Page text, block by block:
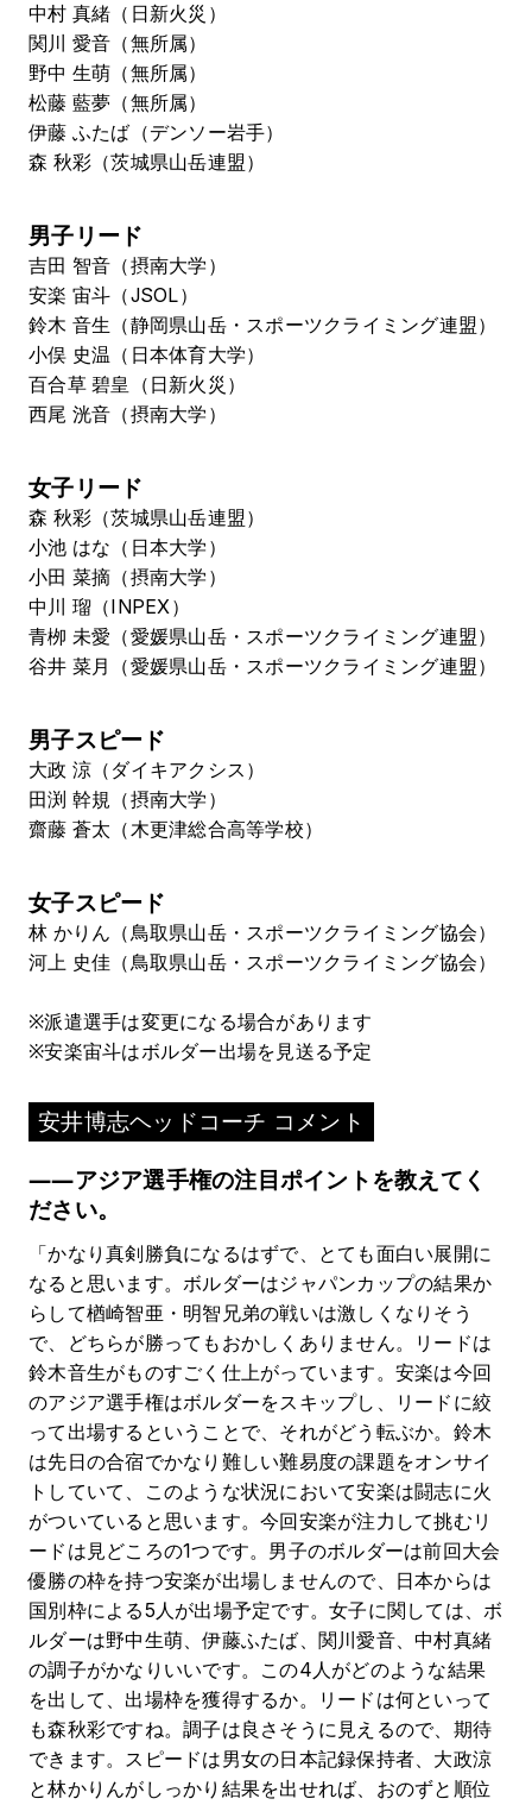
中村 真緒（日新火災）
関川 愛音（無所属）
野中 生萌（無所属）
松藤 藍夢（無所属）
伊藤 ふたば（デンソー岩手）
森 秋彩（茨城県山岳連盟）
男子リード
吉田 智音（摂南大学）
安楽 宙斗（JSOL）
鈴木 音生（静岡県山岳・スポーツクライミング連盟）
小俣 史温（日本体育大学）
百合草 碧皇（日新火災）
西尾 洸音（摂南大学）
女子リード
森 秋彩（茨城県山岳連盟）
小池 はな（日本大学）
小田 菜摘（摂南大学）
中川 瑠（INPEX）
青栁 未愛（愛媛県山岳・スポーツクライミング連盟）
谷井 菜月（愛媛県山岳・スポーツクライミング連盟）
男子スピード
大政 涼（ダイキアクシス）
田渕 幹規（摂南大学）
齋藤 蒼太（木更津総合高等学校）
女子スピード
林 かりん（鳥取県山岳・スポーツクライミング協会）
河上 史佳（鳥取県山岳・スポーツクライミング協会）
※派遣選手は変更になる場合があります
※安楽宙斗はボルダー出場を見送る予定
安井博志ヘッドコーチ コメント
――アジア選手権の注目ポイントを教えてく
ださい。
「かなり真剣勝負になるはずで、とても面白い展開に
なると思います。ボルダーはジャパンカップの結果か
らして楢崎智亜・明智兄弟の戦いは激しくなりそう
で、どちらが勝ってもおかしくありません。リードは
鈴木音生がものすごく仕上がっています。安楽は今回
のアジア選手権はボルダーをスキップし、リードに絞
って出場するということで、それがどう転ぶか。鈴木
は先日の合宿でかなり難しい難易度の課題をオンサイ
トしていて、このような状況において安楽は闘志に火
がついていると思います。今回安楽が注力して挑むリ
ードは見どころの1つです。男子のボルダーは前回大会
優勝の枠を持つ安楽が出場しませんので、日本からは
国別枠による5人が出場予定です。女子に関しては、ボ
ルダーは野中生萌、伊藤ふたば、関川愛音、中村真緒
の調子がかなりいいです。この4人がどのような結果
を出して、出場枠を獲得するか。リードは何といって
も森秋彩ですね。調子は良さそうに見えるので、期待
できます。スピードは男女の日本記録保持者、大政涼
と林かりんがしっかり結果を出せれば、おのずと順位